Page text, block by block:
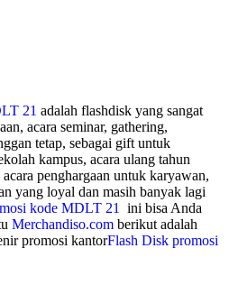
21 adalah flashdisk yang sangat
acara seminar, gathering,
tetap, sebagai gift untuk
kampus, acara ulang tahun
penghargaan untuk karyawan,
yang loyal dan masih banyak lagi
kode MDLT 21
ini bisa Anda
Merchandiso.com berikut adalah
promosi kantorFlash Disk promosi